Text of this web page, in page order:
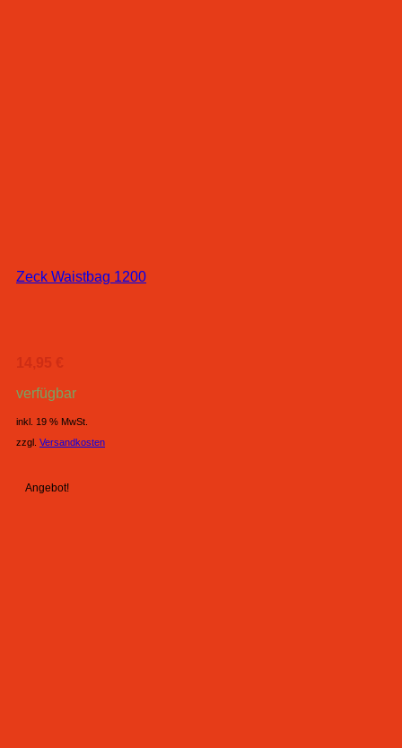
Zeck Waistbag 1200
14,95 €
verfügbar
inkl. 19 % MwSt.
zzgl. Versandkosten
Angebot!